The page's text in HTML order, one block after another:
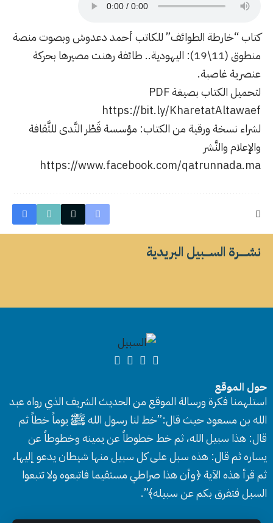
كتاب “خارطة الطوائف” للكاتب أحمد دعدوش وبصوت منصة
منطوق (11\19): اليهودية.. طائفة رهنت مصيرها بحركة
عنصرية غاصبة.
لتحميل الكتاب بصيغة PDF
https://bit.ly/KharetatAltawaef
لشراء نسخة ورقية من الكتاب: مؤسسة قَطْر النَّدى للثَّقافة
والإعلام والنَّشر
https://www.facebook.com/qatrunnada.ma
نشــــــرة الســــبيل البريدية
حول الموقع
استلهمنا فكرة ورسالة الموقع من الحديث الشريف الذي رواه عبد
الله بن مسعود حيث قال:”خط لنا رسول الله ﷺ يوماً خطاً ثم
قال: هذا سبيل الله، ثم خط خطوطاً عن يمينه وخطوطاً عن
يساره ثم قال: هذه سبل على كل سبيل منها شيطان يدعو إليها،
ثم قرأ هذه الآية ﴿وأن هذا صراطي مستقيما فاتبعوه ولا تتبعوا
السبل فتفرق بكم عن سبيله﴾”.